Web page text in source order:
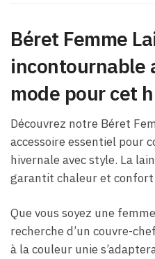
Béret Femme
incontournable
mode pour cet
Découvrez notre Béret
accessoire essentiel pour
hivernale avec style. La
garantit chaleur et confort
Que vous soyez une
recherche d’un couvre-
à la couleur unie